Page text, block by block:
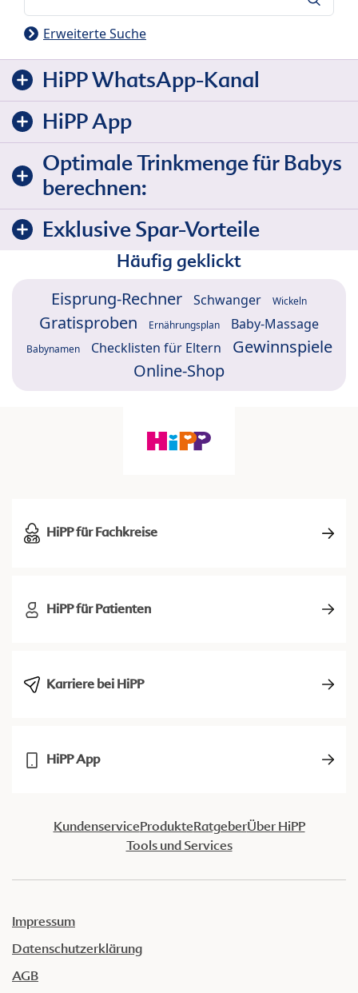
Erweiterte Suche
HiPP WhatsApp-Kanal
HiPP App
Optimale Trinkmenge für Babys
berechnen:
Exklusive Spar-Vorteile
Häufig geklickt
Eisprung-Rechner Schwanger Wickeln
Gratisproben Ernährungsplan Baby-Massage
Babynamen Checklisten für Eltern
Gewinnspiele
Online-Shop
HiPP für Fachkreise
HiPP für Patienten
Karriere bei HiPP
HiPP App
KundenserviceProdukteRatgeberÜber HiPP
Tools und Services
Impressum
Datenschutzerklärung
AGB